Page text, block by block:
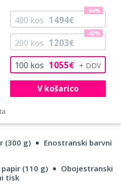
100 kos 1055€
200 kos 1203€
-43%
400 kos 1494€
-64%
V košarico
(300 g)
Enostranski barvni
(110 g)
Obojestranski
tisk